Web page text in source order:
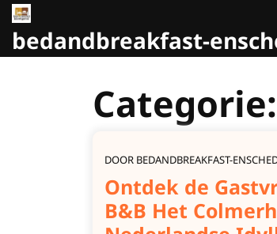
Naar
de
inhoud
bedandbreakfast-
Categorie:
DOOR BEDANDBREAKFAST-
Ontdek de
B&B Het